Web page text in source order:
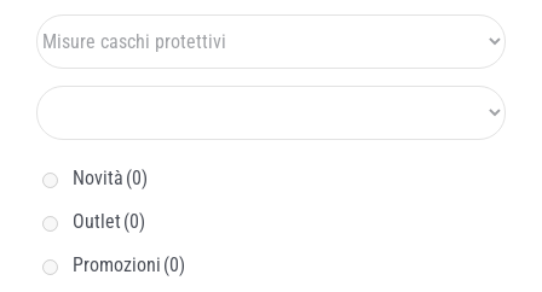
Novità (0)
Outlet (0)
Promozioni (0)